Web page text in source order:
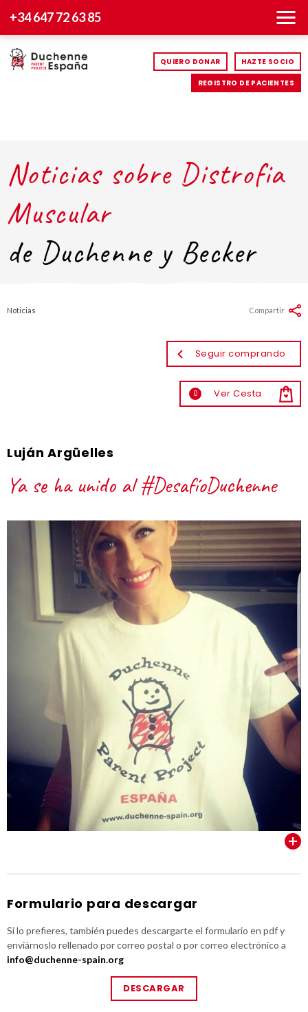
+34 647 72 63 85
QUIERO DONAR HAZTE SOCIO
REGISTRO DE PACIENTES
Noticias sobre Distrofia
Muscular
de Duchenne y Becker
Noticias
Seguir comprando
0 Ver Cesta
Compartir
Luján Argüelles
Ya se ha unido al #DesafíoDuchenne
Formulario para descargar
Si lo prefieres, también puedes descargarte el formulario en pdf y
enviárnoslo rellenado por correo postal o por correo electrónico a
info@duchenne-spain.org
DESCARGAR